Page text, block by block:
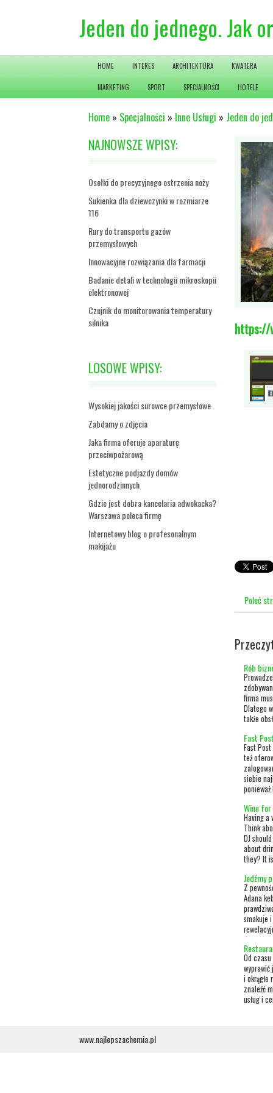
Jeden do jednego. Jak
HOME INTERES ARCHITEKTURA KWATERA
MARKETING SPORT SPECJALNOŚCI HOTELE
Home » Specjalności » Inne Usługi » Jeden do
NAJNOWSZE WPISY:
Osełki do precyzyjnego ostrzenia noży
Sukienka dla dziewczynki w rozmiarze
116
Rury do transportu gazów
przemysłowych
Innowacyjne rozwiązania dla farmacji
Badanie detali w technologii mikroskopii
elektronowej
Czujnik do monitorowania temperatury
silnika
LOSOWE WPISY:
Wysokiej jakości surowce przemysłowe
Zabdamy o zdjęcia
Jaka firma oferuje aparaturę
przeciwpożarową
Estetyczne podjazdy domów
jednorodzinnych
Gdzie jest dobra kancelaria adwokacka?
Warszawa poleca firmę
Internetowy blog o profesonalnym
makijażu
https://
Poleć
Rób
firma
Dlatego
także
Fast
Fast
też
siebie
Wine
Having a
Think
DJ
about
they? It
Jedźmy
Z
Adana
smakuje
Od
wyprawić
i
znaleźć
usług i
www.najlepszachemia.pl